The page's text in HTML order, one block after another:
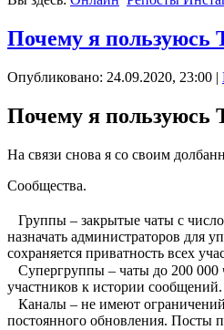
Почему я пользуюсь
Опубликовано: 24.09.2020, 23:00 |
Почему я пользуюсь
На связи снова я со своим
Сообщества.
⠀Группы – закрытые чаты с
назначать администраторов для
сохраняется приватность всех
⠀Супергруппы – чаты до 200
участников к истории
⠀Каналы – не имеют
постоянного обновления. Посты